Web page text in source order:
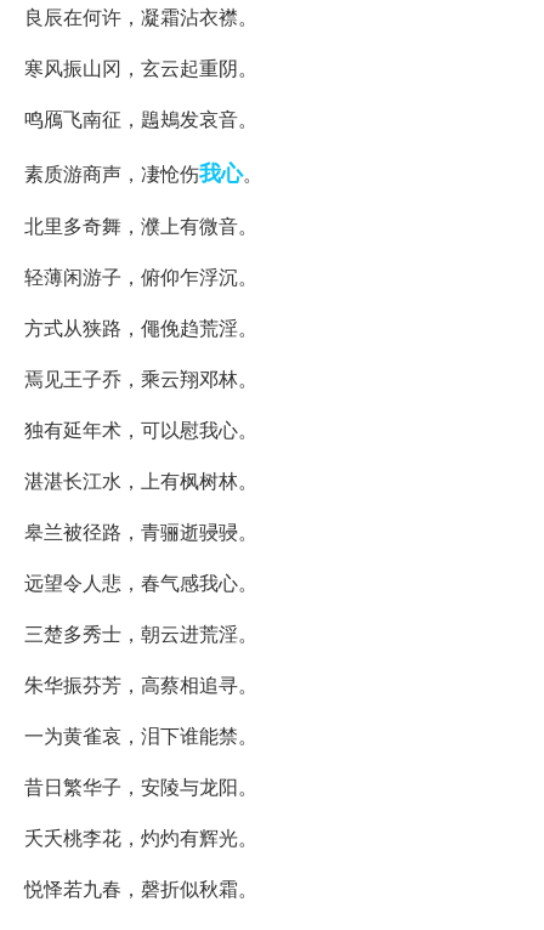
良辰在何许，凝霜沾衣襟。
寒风振山冈，玄云起重阴。
鸣鴈飞南征，鶗鴂发哀音。
素质游商声，凄怆伤我心。
北里多奇舞，濮上有微音。
轻薄闲游子，俯仰乍浮沉。
方式从狭路，僶俛趋荒淫。
焉见王子乔，乘云翔邓林。
独有延年术，可以慰我心。
湛湛长江水，上有枫树林。
皋兰被径路，青骊逝骎骎。
远望令人悲，春气感我心。
三楚多秀士，朝云进荒淫。
朱华振芬芳，高蔡相追寻。
一为黄雀哀，泪下谁能禁。
昔日繁华子，安陵与龙阳。
夭夭桃李花，灼灼有辉光。
悦怿若九春，磬折似秋霜。